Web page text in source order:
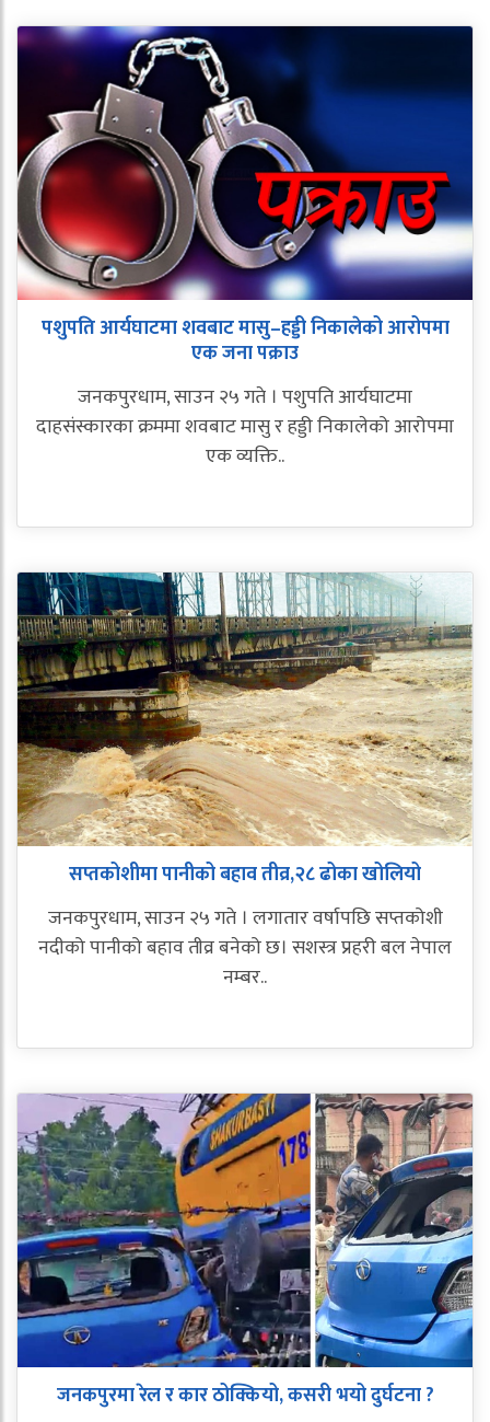
पशुपति आर्यघाटमा शवबाट मासु–हड्डी निकालेको आरोपमा
एक जना पक्राउ
जनकपुरधाम, साउन २५ गते । पशुपति आर्यघाटमा
दाहसंस्कारका क्रममा शवबाट मासु र हड्डी निकालेको आरोपमा
एक व्यक्ति..
सप्तकोशीमा पानीको बहाव तीव्र,२८ ढोका खोलियो
जनकपुरधाम, साउन २५ गते । लगातार वर्षापछि सप्तकोशी
नदीको पानीको बहाव तीव्र बनेको छ। सशस्त्र प्रहरी बल नेपाल
नम्बर..
जनकपुरमा रेल र कार ठोक्कियो, कसरी भयो दुर्घटना ?